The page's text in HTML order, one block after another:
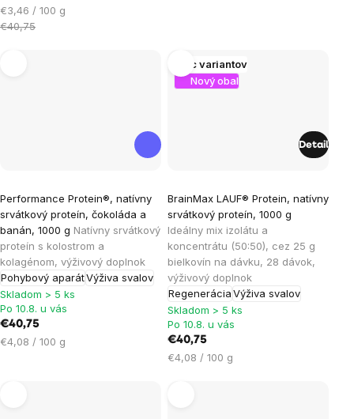
Jednotková
cena:
€3,46 / 100 g
€40,75
Performance Protein®, natívny
srvátkový proteín, čokoláda a
banán, 1000 g Natívny srvátkový
proteín s kolostrom a
kolagénom, výživový doplnok
Pohybový aparátVýživa svalov
hodnotenie
produktu
je
5,0
z
5
hviezdičiek.
Skladom > 5 ks
Po 10.8. u vás
€40,75
Jednotková
€4,08 / 100 g
Nový obal
Viac variantov
BrainMax LAUF® Protein, natívny
srvátkový proteín, 1000 g
Ideálny mix izolátu a
koncentrátu (50:50), cez 25 g
bielkovín na dávku, 28 dávok,
výživový doplnok
RegeneráciaVýživa svalov
hodnotenie
produktu
je
4,2
z
5
hviezdičiek.
Skladom > 5 ks
Po 10.8. u vás
€40,75
Jednotková
€4,08 / 100 g
Detail